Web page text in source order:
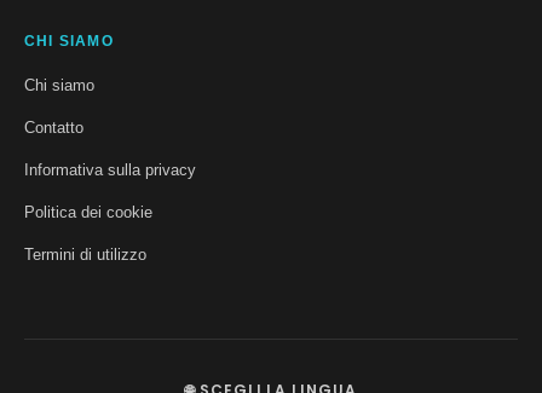
CHI SIAMO
Chi siamo
Contatto
Informativa sulla privacy
Politica dei cookie
Termini di utilizzo